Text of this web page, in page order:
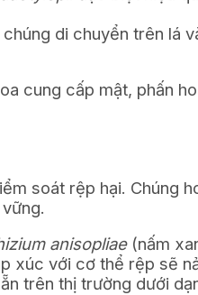
di chuyển trên lá
cung cấp mật, phấn
soát rệp hại. Chúng
anisopliae(nấm
xúc với cơ thể rệp sẽ
trên thị trường dưới